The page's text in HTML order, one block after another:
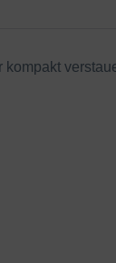
kompakt